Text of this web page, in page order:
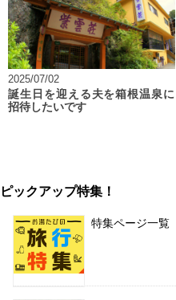
2025/07/02
誕生日を迎える夫を箱根温泉に
招待したいです
ピックアップ特集！
特集ページ一覧